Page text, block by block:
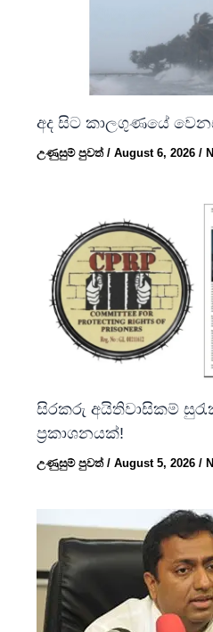
අද සිට කාලගුණයේ
උණුසුම් පුවත්/August 6, 2026/
සිරකරු අයිතිවාසිකම්
ප්‍රකාශනයක්!
උණුසුම් පුවත්/August 5, 2026/